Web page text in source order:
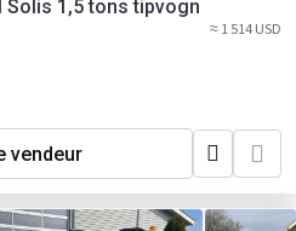
1,5 tons tipvogn
≈ 1 514 USD
vendeur